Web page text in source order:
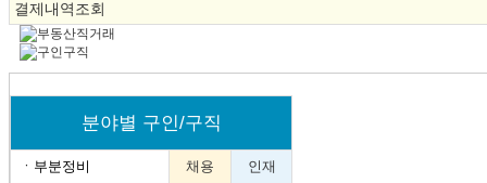
결제내역조회
분야별 구인/구직
ㆍ 부분정비 채용 인재